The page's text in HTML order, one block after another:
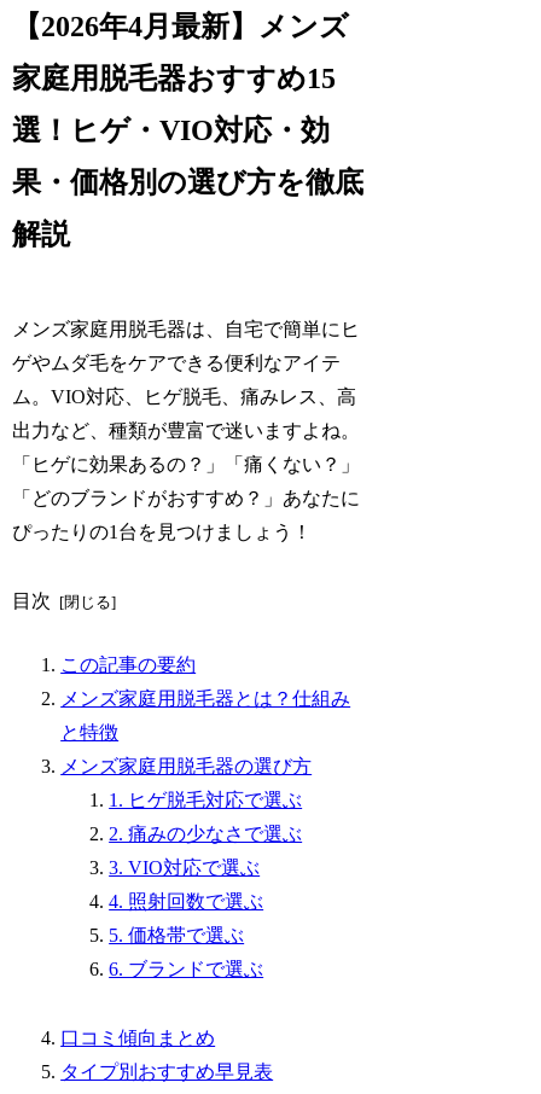
【2026年4月最新】メンズ
家庭用脱毛器おすすめ15
選！ヒゲ・VIO対応・効
果・価格別の選び方を徹底
解説
メンズ家庭用脱毛器は、自宅で簡単にヒ
ゲやムダ毛をケアできる便利なアイテ
ム。VIO対応、ヒゲ脱毛、痛みレス、高
出力など、種類が豊富で迷いますよね。
「ヒゲに効果あるの？」「痛くない？」
「どのブランドがおすすめ？」あなたに
ぴったりの1台を見つけましょう！
目次
この記事の要約
メンズ家庭用脱毛器とは？仕組み
と特徴
メンズ家庭用脱毛器の選び方
1. ヒゲ脱毛対応で選ぶ
2. 痛みの少なさで選ぶ
3. VIO対応で選ぶ
4. 照射回数で選ぶ
5. 価格帯で選ぶ
6. ブランドで選ぶ
口コミ傾向まとめ
タイプ別おすすめ早見表